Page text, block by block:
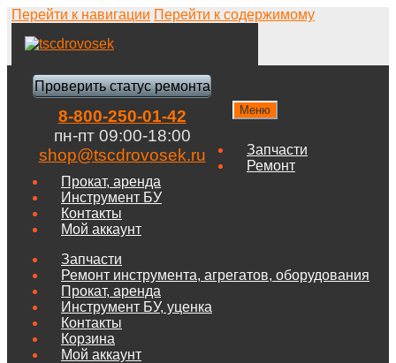
Перейти к навигации Перейти к содержимому
Проверить статус ремонта
8-800-250-01-42
пн-пт 09:00-18:00
shop@tscdrovosek.ru
Меню
Запчасти
Ремонт
Прокат, аренда
Инструмент БУ
Контакты
Мой аккаунт
Запчасти
Ремонт инструмента, агрегатов, оборудования
Прокат, аренда
Инструмент БУ, уценка
Контакты
Корзина
Мой аккаунт